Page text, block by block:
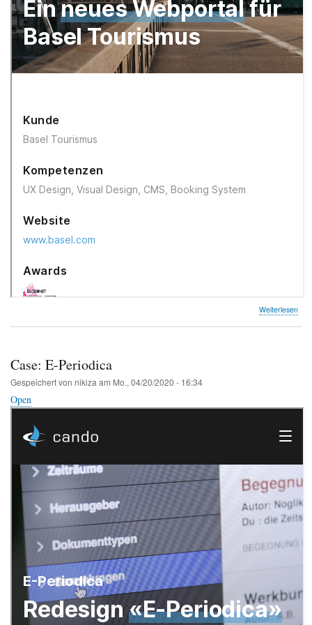
Weiterlesen
Case: E-Periodica
Gespeichert von nikiza am Mo., 04/20/2020 - 16:34
Open